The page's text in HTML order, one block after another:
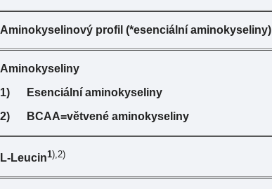
Aminokyselinový profil (*esenciální aminokyseliny)
Aminokyseliny
1)
Esenciální aminokyseliny
2)
BCAA=větvené aminokyseliny
L-Leucin1),2)